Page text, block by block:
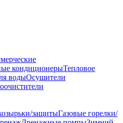
кондиционерыТепловое
водыОсушители
защитыГазовые горелки/